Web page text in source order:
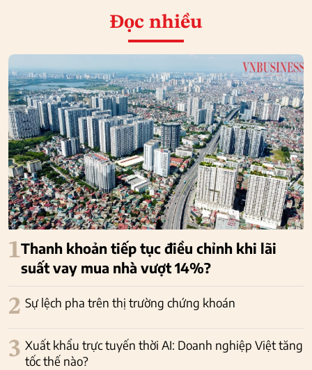
Đọc nhiều
1Thanh khoản tiếp tục điều chỉnh khi lãi
suất vay mua nhà vượt 14%?
2 Sự lệch pha trên thị trường chứng khoán
3 Xuất khẩu trực tuyến thời AI: Doanh nghiệp Việt tăng
tốc thế nào?